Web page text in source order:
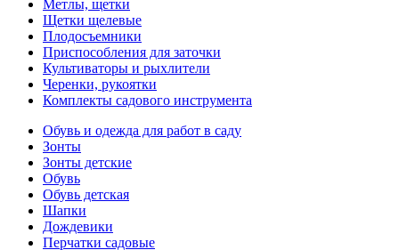
Метлы, щетки
Щетки щелевые
Плодосъемники
Приспособления для заточки
Культиваторы и рыхлители
Черенки, рукоятки
Комплекты садового инструмента
Обувь и одежда для работ в саду
Зонты
Зонты детские
Обувь
Обувь детская
Шапки
Дождевики
Перчатки садовые